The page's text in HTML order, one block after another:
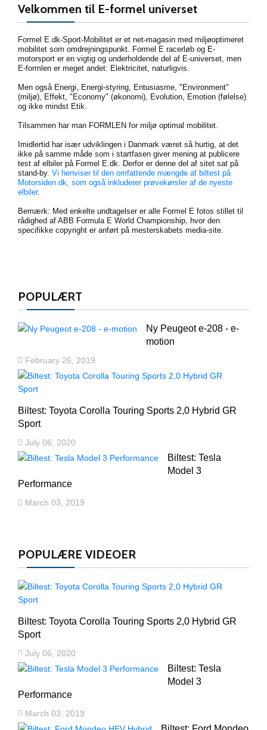
Velkommen til E-formel universet
Formel E.dk-Sport-Mobilitet er et net-magasin med miljøoptimeret
mobilitet som omdrejningspunkt. Formel E racerløb og E-
motorsport er en vigtig og underholdende del af E-universet, men
E-formlen er meget andet: Elektricitet, naturligvis.
Men også Energi, Energi-styring, Entusiasme, "Environment"
(miljø), Effekt, "Economy" (økonomi), Evolution, Emotion (følelse)
og ikke mindst Etik.
Tilsammen har man FORMLEN for miljø optimal mobilitet.
Imidlertid har især udviklingen i Danmark været så hurtig, at det
ikke på samme måde som i startfasen giver mening at publicere
test af elbiler på Formel E.dk. Derfor er denne del af sitet sat på
stand-by. Vi henviser til den omfattende mængde af biltest på
Motorsiden.dk, som også inkluderer prøvekørsler af de nyeste
elbiler.
Bemærk: Med enkelte undtagelser er alle Formel E fotos stillet til
rådighed af ABB Formula E World Championship, hvor den
specifikke copyright er anført på mesterskabets media-site.
POPULÆRT
Ny Peugeot e-208 - e-
motion
February 26, 2019
Biltest: Toyota Corolla Touring Sports 2,0 Hybrid GR
Sport
July 06, 2020
Biltest: Tesla
Model 3
Performance
March 03, 2019
POPULÆRE VIDEOER
Biltest: Toyota Corolla Touring Sports 2,0 Hybrid GR
Sport
July 06, 2020
Biltest: Tesla
Model 3
Performance
March 03, 2019